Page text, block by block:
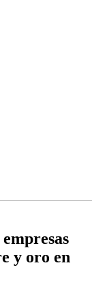
y oro en